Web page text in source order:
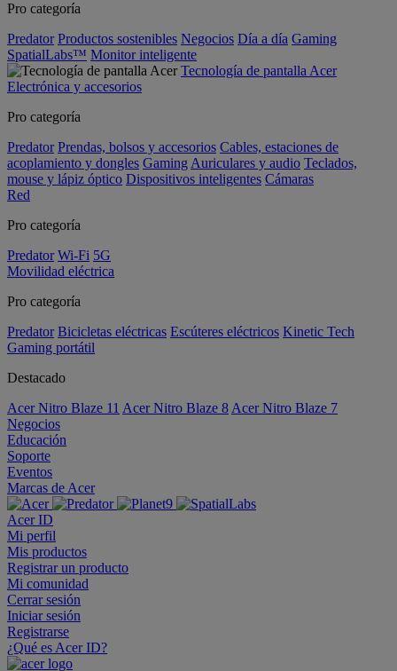
Pro categoría
Predator Productos sostenibles Negocios Día a día Gaming
SpatialLabs™ Monitor inteligente
Tecnología de pantalla Acer
Electrónica y accesorios
Pro categoría
Predator Prendas, bolsos y accesorios Cables, estaciones de
acoplamiento y dongles Gaming Auriculares y audio Teclados,
mouse y lápiz óptico Dispositivos inteligentes Cámaras
Red
Pro categoría
Predator Wi-Fi 5G
Movilidad eléctrica
Pro categoría
Predator Bicicletas eléctricas Escúteres eléctricos Kinetic Tech
Gaming portátil
Destacado
Acer Nitro Blaze 11 Acer Nitro Blaze 8 Acer Nitro Blaze 7
Negocios
Educación
Soporte
Eventos
Marcas de Acer
Acer ID
Mi perfil
Mis productos
Registrar un producto
Mi comunidad
Cerrar sesión
Iniciar sesión
Registrarse
¿Qué es Acer ID?